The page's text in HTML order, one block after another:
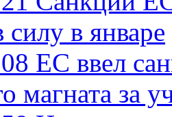
силу в январе
ЕС ввел
магната за